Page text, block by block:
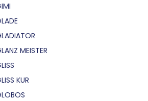
MEISTER
KUR